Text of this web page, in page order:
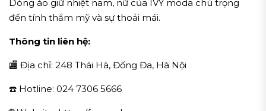
Dòng áo giữ nhiệt nam, nữ của IVY moda chú trọng
đến tính thẩm mỹ và sự thoải mái.
Thông tin liên hệ:
🏬 Địa chỉ: 248 Thái Hà, Đống Đa, Hà Nội
☎️ Hotline: 024 7306 5666